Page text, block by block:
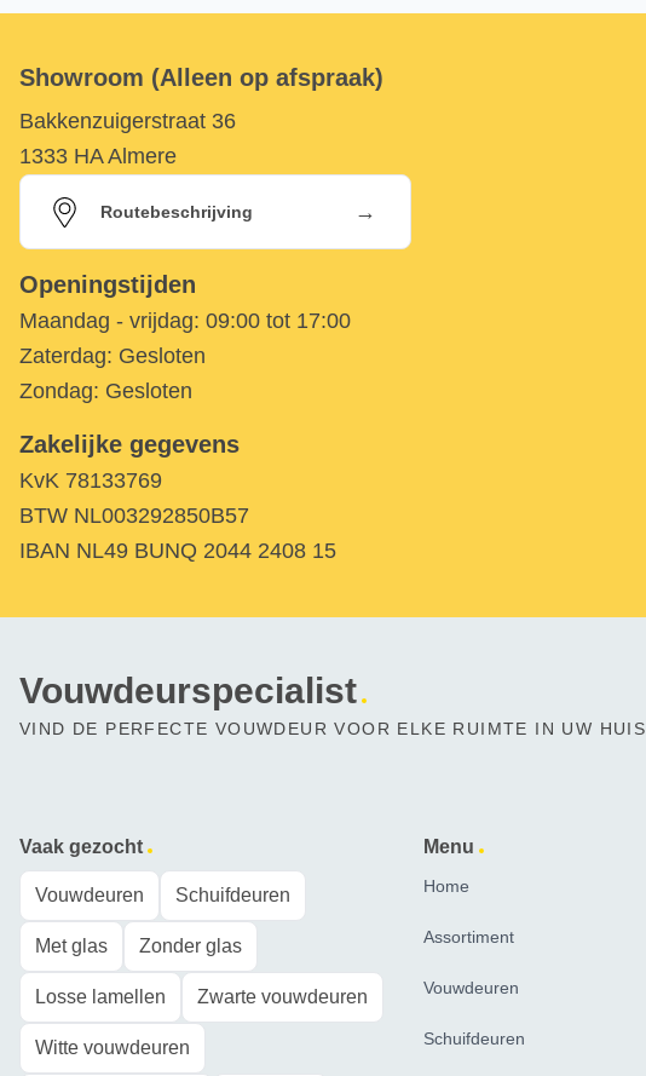
Showroom (Alleen op afspraak)
Bakkenzuigerstraat 36
1333 HA Almere
Routebeschrijving →
Openingstijden
Maandag - vrijdag: 09:00 tot 17:00
Zaterdag: Gesloten
Zondag: Gesloten
Zakelijke gegevens
KvK 78133769
BTW NL003292850B57
IBAN NL49 BUNQ 2044 2408 15
Vouwdeurspecialist
VIND DE PERFECTE VOUWDEUR VOOR ELKE RUIMTE IN UW HUIS
Vaak gezocht
Vouwdeuren Schuifdeuren
Met glas Zonder glas
Losse lamellen Zwarte vouwdeuren
Witte vouwdeuren
Menu
Home
Assortiment
Vouwdeuren
Schuifdeuren